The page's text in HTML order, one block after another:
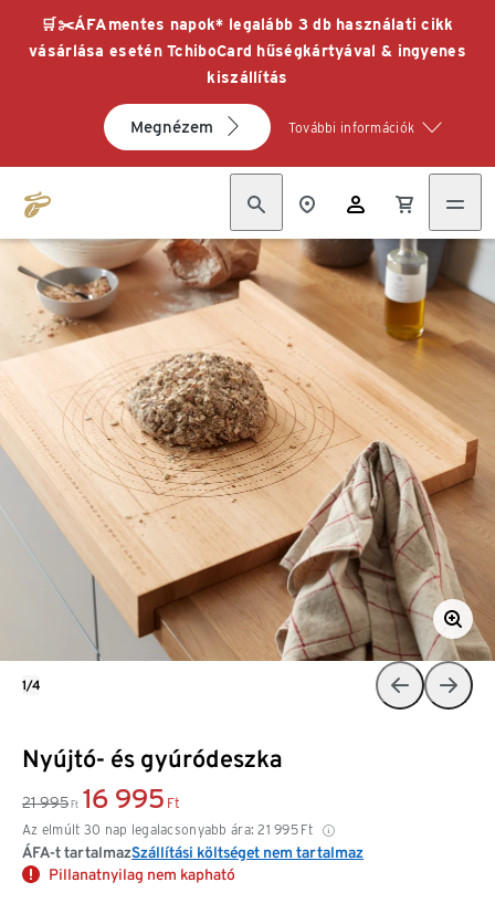
🛒✂️ÁFAmentes napok* legalább 3 db használati cikk
vásárlása esetén TchiboCard hűségkártyával & ingyenes
kiszállítás
Megnézem További információk
Nyújtó- és gyúródeszka
21 995 Ft 16 995 Ft
Az elmúlt 30 nap legalacsonyabb ára: 21 995 Ft
ÁFA-t tartalmazSzállítási költséget nem tartalmaz
Pillanatnyilag nem kapható
1/4